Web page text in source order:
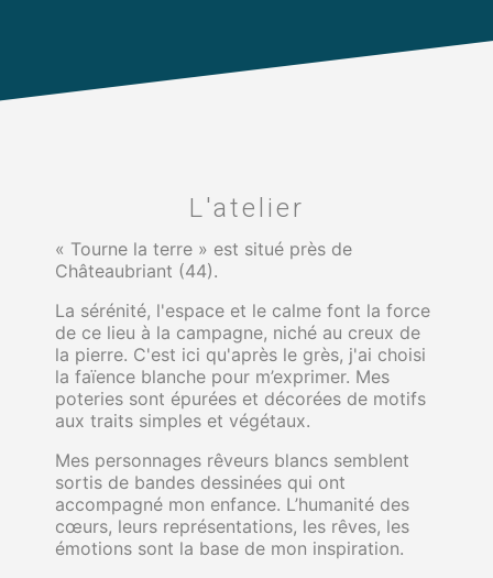
L'atelier
« Tourne la terre » est situé près de
Châteaubriant (44).
La sérénité, l'espace et le calme font la force
de ce lieu à la campagne, niché au creux de
la pierre. C'est ici qu'après le grès, j'ai choisi
la faïence blanche pour m’exprimer. Mes
poteries sont épurées et décorées de motifs
aux traits simples et végétaux.
Mes personnages rêveurs blancs semblent
sortis de bandes dessinées qui ont
accompagné mon enfance. L’humanité des
cœurs, leurs représentations, les rêves, les
émotions sont la base de mon inspiration.